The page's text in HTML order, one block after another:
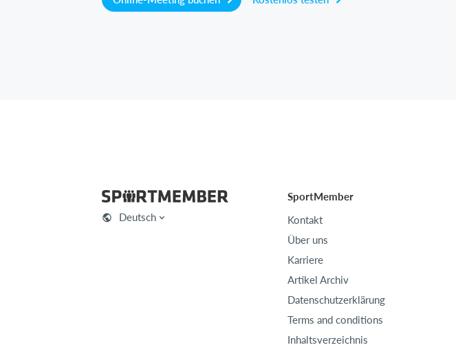
Deutsch
SportMember
Kontakt
Über uns
Karriere
Artikel Archiv
Datenschutzerklärung
Terms and conditions
Inhaltsverzeichnis